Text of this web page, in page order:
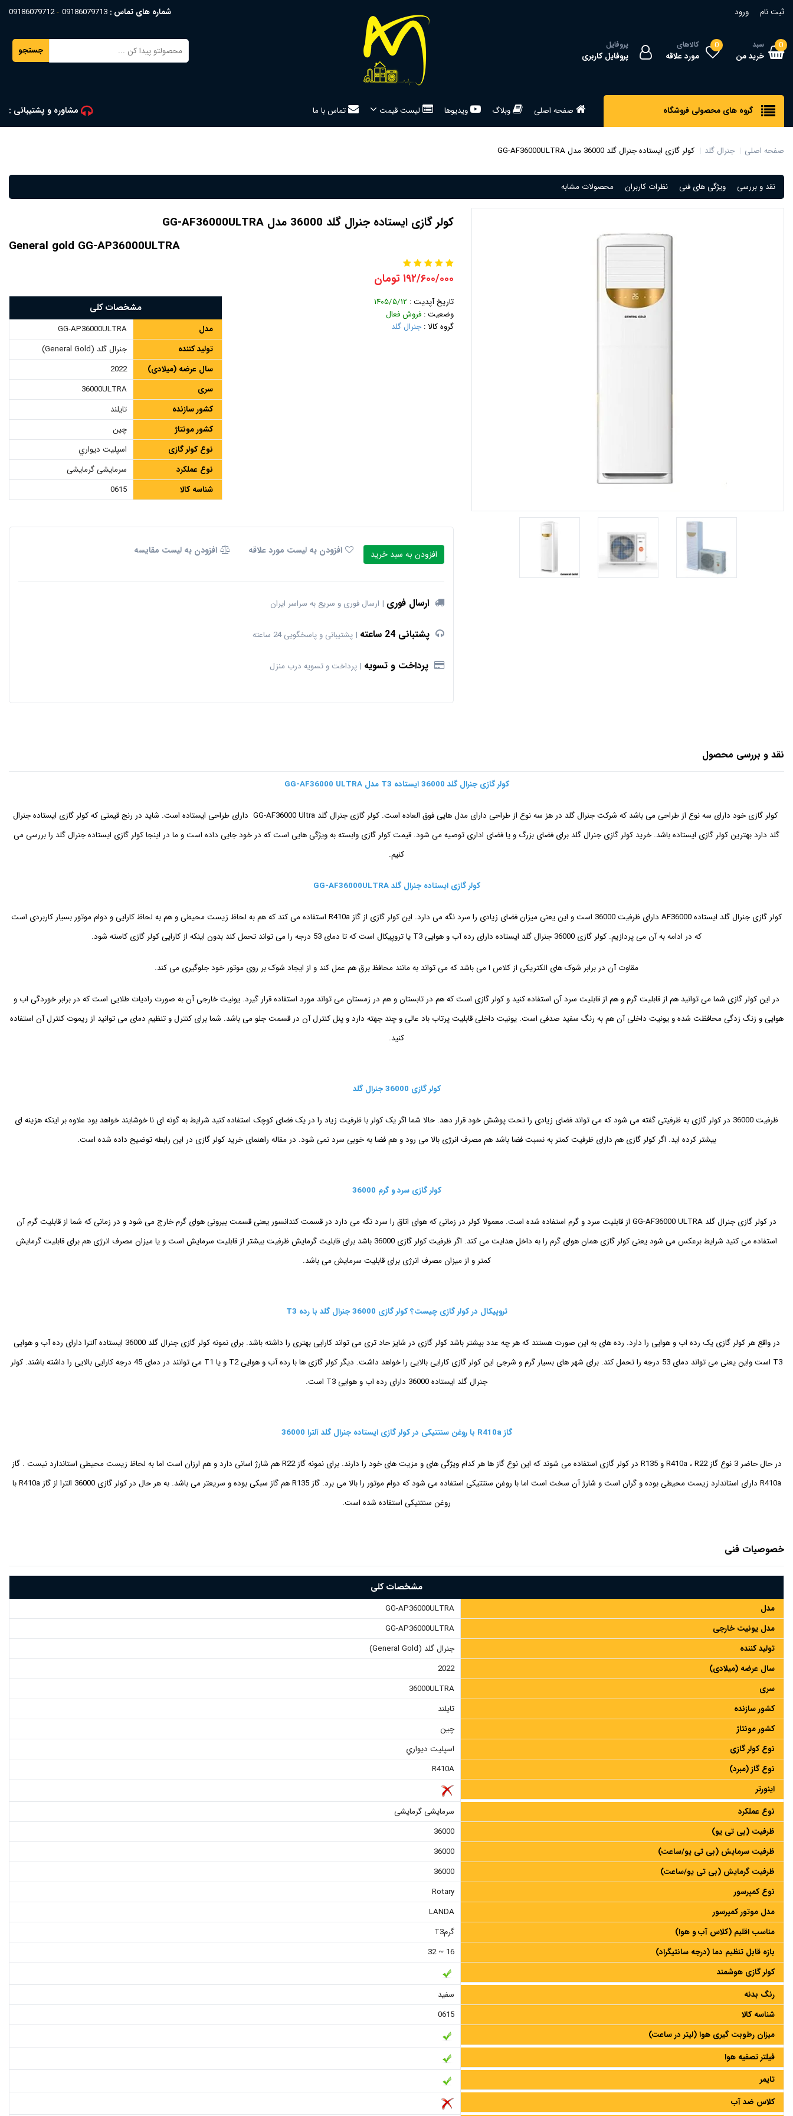
ثبت نام ورود
0 سبد
خرید من
0 کالاهای
مورد علاقه
پروفایل
پروفایل کاربری
شماره های تماس : 09186079713
09186079712
جستجو
گروه های محصولی فروشگاه صفحه اصلی وبلاگ ویدیوها لیست قیمت تماس با ما مشاوره و پشتیبانی :
صفحه اصلی جنرال گلد کولر گازی ایستاده جنرال گلد 36000 مدل GG-AF36000ULTRA
نقد و بررسی ویژگی های فنی نظرات کاربران محصولات مشابه
کولر گازی ایستاده جنرال گلد 36000 مدل GG-AF36000ULTRA
General gold GG-AP36000ULTRA
۱۹۲/۶۰۰/۰۰۰ تومان
تاریخ آپدیت : ۱۴۰۵/۵/۱۲
وضعیت : فروش فعال
گروه کالا : جنرال گلد
مشخصات کلی
مدل
GG-AP36000ULTRA
تولید کننده
جنرال گلد (General Gold)
سال عرضه (میلادی)
2022
سری
36000ULTRA
کشور سازنده
تایلند
کشور مونتاژ
چین
نوع کولر گازی
اسپليت ديواري
نوع عملکرد
سرمایشی گرمایشی
شناسه کالا
0615
افزودن به سبد خرید افزودن به لیست مورد علاقه افزودن به لیست مقایسه
ارسال فوری ارسال فوری و سریع به سراسر ایران
پشتبانی 24 ساعته پشتیبانی و پاسخگویی 24 ساعته
پرداخت و تسویه پرداخت و تسویه درب منزل
نقد و بررسی محصول
کولر گازی جنرال گلد 36000 ایستاده T3 مدل GG-AF36000 ULTRA
کولر گازی خود دارای سه نوع از طراحی می باشد که شرکت جنرال گلد در هز سه نوع از طراحی دارای مدل هایی فوق العاده است. کولر گازی جنرال گلد GG-AF36000 Ultra دارای طراحی ایستاده است. شاید در رنج قیمتی که کولر گازی ایستاده جنرال
گلد دارد بهترین کولر گازی ایستاده باشد. خرید کولر گازی جنرال گلد برای فضای بزرگ و یا فضای اداری توصیه می شود. قیمت کولر گازی وابسته به ویژگی هایی است که در خود جایی داده است و ما در اینجا کولر گازی ایستاده جنرال گلد را بررسی می
کنیم.
کولر گازی ایستاده جنرال گلد GG-AF36000ULTRA
کولر گازی جنرال گلد ایستاده AF36000 دارای ظرفیت 36000 است و این یعنی میزان فضای زیادی را سرد نگه می دارد. این کولر گازی از گاز R410a استفاده می کند که هم به لحاظ زیست محیطی و هم به لحاظ کارایی و دوام موتور بسیار کاربردی است
که در ادامه به آن می پردازیم. کولر گازی 36000 جنرال گلد ایستاده دارای رده آب و هوایی T3 یا تروپیکال است که تا دمای 53 درجه را می تواند تحمل کند بدون اینکه از کارایی کولر گازی کاسته شود.
مقاوت آن در برابر شوک های الکتریکی از کلاس I می باشد که می تواند به مانند محافظ برق هم عمل کند و از ایجاد شوک بر روی موتور خود جلوگیری می کند.
در این کولر گازی شما می توانید هم از قابلیت گرم و هم از قابلیت سرد آن استفاده کنید و کولر گازی است که هم در تابستان و هم در زمستان می تواند مورد استفاده قرار گیرد. یونیت خارجی آن به صورت رادیات طلایی است که در برابر خوردگی اب و
هوایی و زنگ زدگی محافظت شده و یونیت داخلی آن هم به رنگ سفید صدفی است. یونیت داخلی قابلیت پرتاب باد عالی و چند جهته دارد و پنل کنترل آن در قسمت جلو می باشد. شما برای کنترل و تنظیم دمای می توانید از ریموت کنترل آن استفاده
کنید.
کولر گازی 36000 جنرال گلد
ظرفیت 36000 در کولر گازی به ظرفیتی گفته می شود که می تواند فضای زیادی را تحت پوشش خود قرار دهد. حالا شما اگر یک کولر با ظرفیت زیاد را در یک فضای کوچک استفاده کنید شرایط به گونه ای نا خوشایند خواهد بود علاوه بر اینکه هزینه ای
بیشتر کرده اید. اگر کولر گازی هم دارای ظرفیت کمتر به نسبت فضا باشد هم مصرف انرژی بالا می رود و هم فضا به خوبی سرد نمی شود. در مقاله راهنمای خرید کولر گازی در این رابطه توضیح داده شده است.
کولر گازی سرد و گرم 36000
در کولر گازی جنرال گلد GG-AF36000 ULTRA از قابلیت سرد و گرم استفاده شده است. معمولا کولر در زمانی که هوای اتاق را سرد نگه می دارد در قسمت کندانسور یعنی قسمت بیرونی هوای گرم خارج می شود و در زمانی که شما از قابلیت گرم آن
استفاده می کنید شرایط برعکس می شود یعنی کولر گازی همان هوای گرم را به داخل هدایت می کند. اگر ظرفیت کولر گازی 36000 باشد برای قابلیت گرمایش ظرفیت بیشتر از قابلیت سرمایش است و یا میزان مصرف انرژی هم برای قابلیت گرمایش
کمتر و از میزان مصرف انرژی برای قابلیت سرمایش می باشد.
تروپیکال در کولر گازی چیست؟ کولر گازی 36000 جنرال گلد با رده T3
در واقع هر کولر گازی یک رده اب و هوایی را دارد. رده های به این صورت هستند که هر چه عدد بیشتر باشد کولر گازی در شایز حاد تری می تواند کارایی بهتری را داشته باشد. برای نمونه کولر گازی جنرال گلد 36000 ایستاده آلترا دارای رده آب و هوایی
T3 است واین یعنی می تواند دمای 53 درجه را تحمل کند. برای شهر های بسیار گرم و شرجی این کولر گازی کارایی بالایی را خواهد داشت. دیگر کولر گازی ها با رده آب و هوایی T2 و یا T1 می توانند در دمای 45 درجه کارایی بالایی را داشته باشند. کولر
جنرال گلد ایستاده 36000 دارای رده اب و هوایی T3 است.
گاز R410a با روغن سنتتیکی در کولر گازی ایستاده جنرال گلد آلترا 36000
در حال حاضر 3 نوع گاز R410a ، R22 و R135 در کولر گازی استفاده می شوند که این نوع گاز ها هر کدام ویژگی های و مزیت های خود را دارند. برای نمونه گاز R22 هم شارژ اسانی دارد و هم ارزان است اما به لحاظ زیست محیطی استاندارد نیست . گاز
R410a دارای استاندارد زیست محیطی بوده و گران است و شارژ آن سخت است اما با روغن سنتتیکی استفاده می شود که دوام موتور را بالا می برد. گاز R135 هم گاز سبکی بوده و سریعتر می باشد. به هر حال در کولر گازی 36000 الترا از گاز R410a با
روغن سنتتیکی استفاده شده است.
خصوصیات فنی
مشخصات کلی
مدل
GG-AP36000ULTRA
مدل یونیت خارجی
GG-AP36000ULTRA
تولید کننده
جنرال گلد (General Gold)
سال عرضه (میلادی)
2022
سری
36000ULTRA
کشور سازنده
تایلند
کشور مونتاژ
چین
نوع کولر گازی
اسپليت ديواري
نوع گاز (مبرد)
R410A
اینورتر
نوع عملکرد
سرمایشی گرمایشی
ظرفیت (بی تی یو)
36000
ظرفیت سرمایش (بی تی یو/ساعت)
36000
ظرفیت گرمایش (بی تی یو/ساعت)
36000
نوع کمپرسور
Rotary
مدل موتور کمپرسور
LANDA
مناسب اقلیم (کلاس آب و هوا)
گرمT3
بازه قابل تنظیم دما (درجه سانتیگراد)
16 ~ 32
کولر گازی هوشمند
رنگ بدنه
سفید
شناسه کالا
0615
میزان رطوبت گیری هوا (لیتر در ساعت)
فیلتر تصفیه هوا
تایمر
کلاس ضد آب